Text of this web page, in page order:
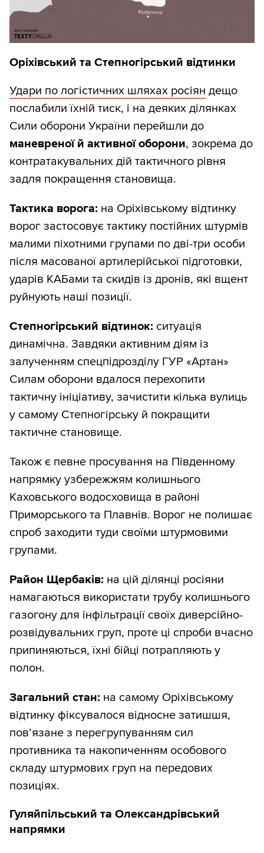
Оріхівський та Степногірський відтинки
Удари по логістичних шляхах росіян дещо
послабили їхній тиск, і на деяких ділянках
Сили оборони України перейшли до
маневреної й активної оборони, зокрема до
контратакувальних дій тактичного рівня
задля покращення становища.
Тактика ворога: на Оріхівському відтинку
ворог застосовує тактику постійних штурмів
малими піхотними групами по дві-три особи
після масованої артилерійської підготовки,
ударів КАБами та скидів із дронів, які вщент
руйнують наші позиції.
Степногірський відтинок: ситуація
динамічна. Завдяки активним діям із
залученням спецпідрозділу ГУР «Артан»
Силам оборони вдалося перехопити
тактичну ініціативу, зачистити кілька вулиць
у самому Степногірську й покращити
тактичне становище.
Також є певне просування на Південному
напрямку узбережжям колишнього
Каховського водосховища в районі
Приморського та Плавнів. Ворог не полишає
спроб заходити туди своїми штурмовими
групами.
Район Щербаків: на цій ділянці росіяни
намагаються використати трубу колишнього
газогону для інфільтрації своїх диверсійно-
розвідувальних груп, проте ці спроби вчасно
припиняються, їхні бійці потрапляють у
полон.
Загальний стан: на самому Оріхівському
відтинку фіксувалося відносне затишшя,
пов’язане з перегрупуванням сил
противника та накопиченням особового
складу штурмових груп на передових
позиціях.
Гуляйпільський та Олександрівський
напрямки